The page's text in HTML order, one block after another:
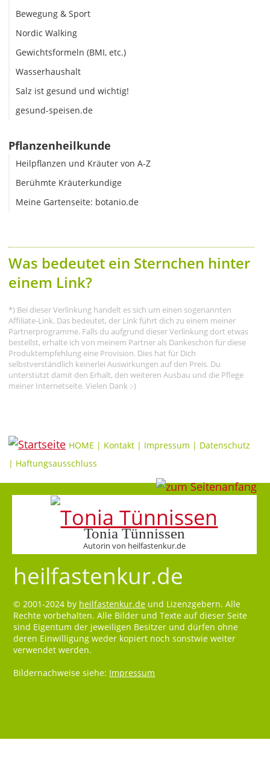
Bewegung & Sport
Nordic Walking
Gewichtsformeln (BMI, etc.)
Wasserhaushalt
Salz ist gesund und wichtig!
gesund-speisen.de
Pflanzenheilkunde
Heilpflanzen und Kräuter von A-Z
Berühmte Kräuterkundige
Meine Gartenseite: botanio.de
Was bedeutet ein Sternchen hinter
einem Link?
*) Bei dieser Verlinkung handelt es sich um einen sogenannten
Affiliate-Link. Das bedeutet, der Link führt dich zu einem meiner
Partnerprogramme. Falls du aufgrund dieser Verlinkung dort etwas
bestellst, erhalte ich von meinem Partner als Dankeschön für diese
Produktempfehlung eine Provision. Dies hat für Dich
selbstverständlich keinerlei Auswirkungen auf den Preis. Du
unterstützt damit den Erhalt, den weiteren Ausbau und die Pflege
meiner Internetseite. Vielen Dank :-)
HOME | Kontakt | Impressum | Datenschutz
| Haftungsausschluss
Tonia Tünnissen
Autorin von heilfastenkur.de
heilfastenkur.de
© 2001-2024 by heilfastenkur.de und Lizenzgebern. Alle
Rechte vorbehalten. Alle Bilder und Texte auf dieser Seite
sind Eigentum der jeweiligen Besitzer und dürfen ohne
deren Einwilligung weder kopiert noch sonstwie weiter
verwendet werden.
Bildernachweise siehe: Impressum